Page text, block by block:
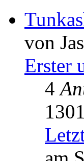
von
Erster
4